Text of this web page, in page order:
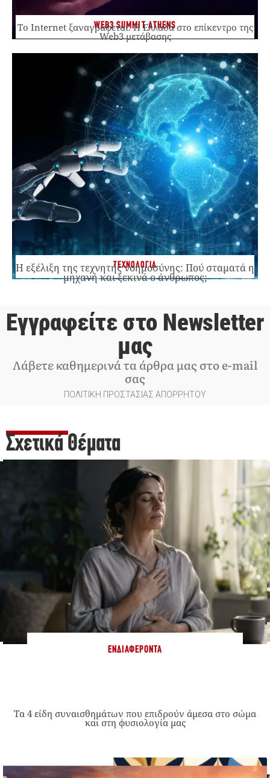
WEB3 SUMMIT ATHENS
Το Internet ξαναγράφεται. Η Ελλάδα στο επίκεντρο της
Web3 μετάβασης
ΤΕΧΝΟΛΟΓΙΑ
Η εξέλιξη της τεχνητής νοημοσύνης: Πού σταματά η
μηχανή και ξεκινά ο άνθρωπος;
Εγγραφείτε στο Newsletter
μας
Λάβετε καθημερινά τα άρθρα μας στο e-mail
σας
ΠΟΛΙΤΙΚΗ ΠΡΟΣΤΑΣΙΑΣ ΑΠΟΡΡΗΤΟΥ
Σχετικά Θέματα
ΕΝΔΙΑΦΈΡΟΝΤΑ
Τα 4 είδη συναισθημάτων που επιδρούν άμεσα στο σώμα
και στη φυσιολογία μας